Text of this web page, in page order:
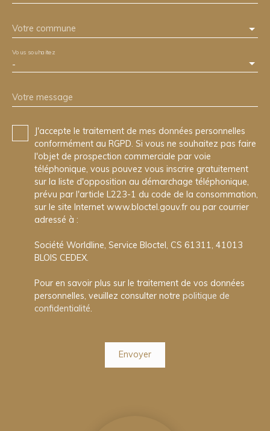
Votre commune
-
Vous souhaitez
Votre message
J'accepte le traitement de mes données personnelles
conformément au RGPD. Si vous ne souhaitez pas faire
l'objet de prospection commerciale par voie
téléphonique, vous pouvez vous inscrire gratuitement
sur la liste d'opposition au démarchage téléphonique,
prévu par l'article L223-1 du code de la consommation,
sur le site Internet www.bloctel.gouv.fr ou par courrier
adressé à :
Société Worldline, Service Bloctel, CS 61311, 41013
BLOIS CEDEX.
Pour en savoir plus sur le traitement de vos données
personnelles, veuillez consulter notre politique de
confidentialité.
Envoyer